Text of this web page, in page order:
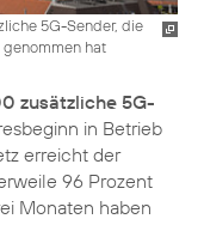
5G-Sender, die
hat
zusätzliche 5G-
in Betrieb
erreicht der
96 Prozent
Monaten haben